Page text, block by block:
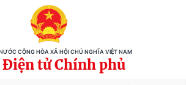
CỘNG HÒA XÃ HỘI CHỦ NGHĨA VIỆT NAM
Điện tử Chính phủ